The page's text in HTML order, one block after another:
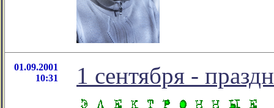
01.09.2001
10:31
1 сентября -